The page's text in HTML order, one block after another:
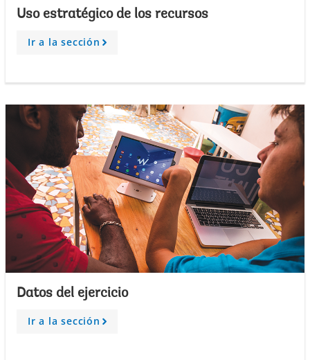
Uso estratégico de los recursos
Ir a la sección
A
Datos del ejercicio
Ir a la sección
A